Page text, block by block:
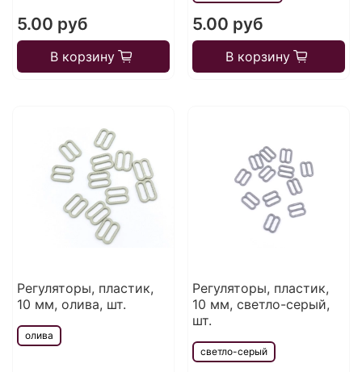
5.00 руб
В корзину
5.00 руб
В корзину
Регуляторы, пластик,
10 мм, олива, шт.
олива
Регуляторы, пластик,
10 мм, светло-серый,
шт.
светло-серый